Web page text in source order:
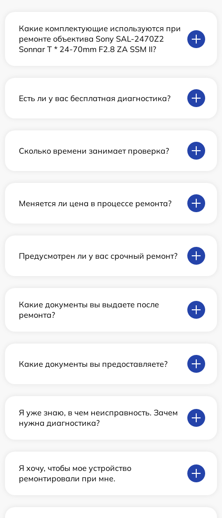
Какие комплектующие используются при
ремонте объектива Sony SAL-2470Z2
Sonnar T * 24-70mm F2.8 ZA SSM II?
Есть ли у вас бесплатная диагностика?
Сколько времени занимает проверка?
Меняется ли цена в процессе ремонта?
Предусмотрен ли у вас срочный ремонт?
Какие документы вы выдаете после
ремонта?
Какие документы вы предоставляете?
Я уже знаю, в чем неисправность. Зачем
нужна диагностика?
Я хочу, чтобы мое устройство
ремонтировали при мне.